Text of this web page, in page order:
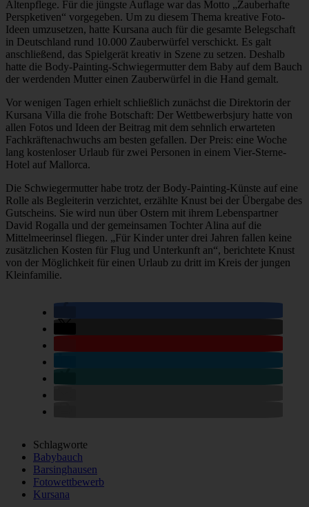
Altenpflege. Für die jüngste Auflage war das Motto „Zauberhafte
Perspketiven“ vorgegeben. Um zu diesem Thema kreative Foto-
Ideen umzusetzen, hatte Kursana auch für die gesamte Belegschaft
in Deutschland rund 10.000 Zauberwürfel verschickt. Es galt
anschließend, das Spielgerät kreativ in Szene zu setzen. Deshalb
hatte die Body-Painting-Schwiegermutter dem Baby auf dem Bauch
der werdenden Mutter einen Zauberwürfel in die Hand gemalt.
Vor wenigen Tagen erhielt schließlich zunächst die Direktorin der
Kursana Villa die frohe Botschaft: Der Wettbewerbsjury hatte von
allen Fotos und Ideen der Beitrag mit dem sehnlich erwarteten
Fachkräftenachwuchs am besten gefallen. Der Preis: eine Woche
lang kostenloser Urlaub für zwei Personen in einem Vier-Sterne-
Hotel auf Mallorca.
Die Schwiegermutter habe trotz der Body-Painting-Künste auf eine
Rolle als Begleiterin verzichtet, erzählte Knust bei der Übergabe des
Gutscheins. Sie wird nun über Ostern mit ihrem Lebenspartner
David Rogalla und der gemeinsamen Tochter Alina auf die
Mittelmeerinsel fliegen. „Für Kinder unter drei Jahren fallen keine
zusätzlichen Kosten für Flug und Unterkunft an“, berichtete Knust
von der Möglichkeit für einen Urlaub zu dritt im Kreis der jungen
Kleinfamilie.
Schlagworte
Babybauch
Barsinghausen
Fotowettbewerb
Kursana